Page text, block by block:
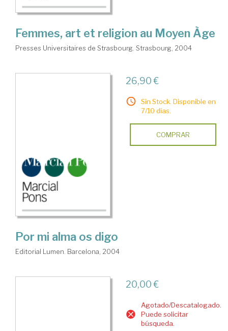
Femmes, art et religion au Moyen Àge
Presses Universitaires de Strasbourg. Strasbourg, 2004
26,90 €
Sin Stock. Disponible en
7/10 días.
COMPRAR
Por mi alma os digo
Editorial Lumen. Barcelona, 2004
20,00 €
Agotado/Descatalogado.
Puede solicitar
búsqueda.